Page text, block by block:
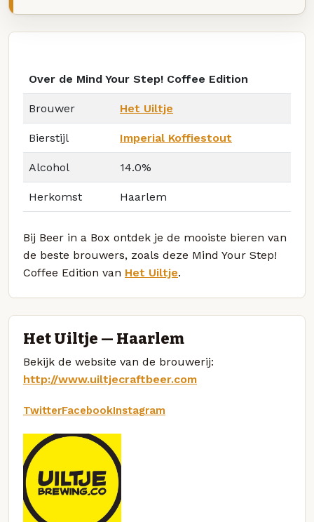
Over de Mind Your Step! Coffee Edition
Brouwer Het Uiltje
Bierstijl Imperial Koffiestout
Alcohol 14.0%
Herkomst Haarlem
Bij Beer in a Box ontdek je de mooiste bieren van
de beste brouwers, zoals deze Mind Your Step!
Coffee Edition van Het Uiltje.
Het Uiltje — Haarlem
Bekijk de website van de brouwerij:
http://www.uiltjecraftbeer.com
TwitterFacebookInstagram